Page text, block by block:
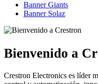
Banner Giants
Banner Solaz
Bienvenido a
Crestron Electronics es líder